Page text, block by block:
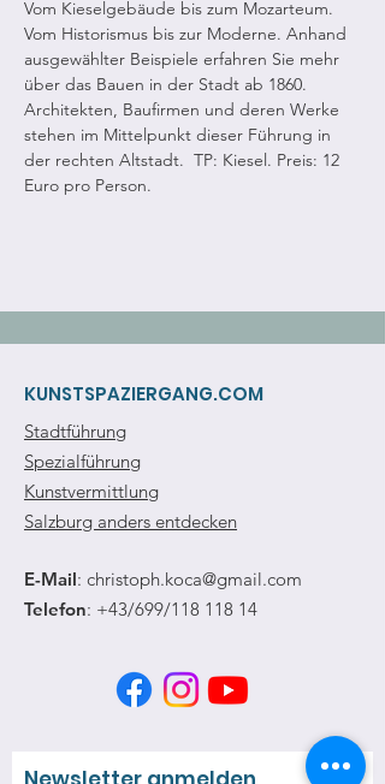
Vom Kieselgebäude bis zum Mozarteum.
Vom Historismus bis zur Moderne. Anhand
ausgewählter Beispiele erfahren Sie mehr
über das Bauen in der Stadt ab 1860.
Architekten, Baufirmen und deren Werke
stehen im Mittelpunkt dieser Führung in
der rechten Altstadt.  TP: Kiesel. Preis: 12
Euro pro Person.
KUNSTSPAZIERGANG.COM
Stadtführung
Spezialführung
Kunstvermittlung
Salzburg anders entdecken
E-Mail: christoph.koca@gmail.com
Telefon: +43/699/118 118 14